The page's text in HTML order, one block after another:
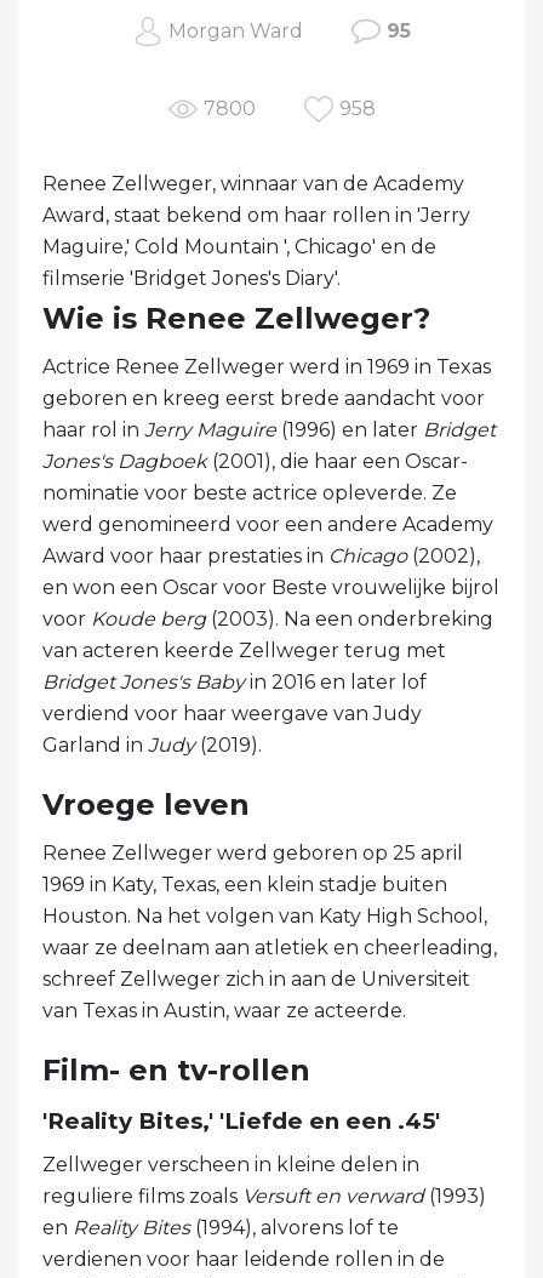
Morgan Ward 95
7800 958
Renee Zellweger, winnaar van de Academy
Award, staat bekend om haar rollen in 'Jerry
Maguire,' Cold Mountain ', Chicago' en de
filmserie 'Bridget Jones's Diary'.
Wie is Renee Zellweger?
Actrice Renee Zellweger werd in 1969 in Texas
geboren en kreeg eerst brede aandacht voor
haar rol in Jerry Maguire(1996) en later Bridget
Jones's Dagboek (2001), die haar een Oscar-
nominatie voor beste actrice opleverde. Ze
werd genomineerd voor een andere Academy
Award voor haar prestaties in Chicago (2002),
en won een Oscar voor Beste vrouwelijke bijrol
voor Koude berg(2003). Na een onderbreking
van acteren keerde Zellweger terug met
Bridget Jones's Babyin 2016 en later lof
verdiend voor haar weergave van Judy
Garland in Judy(2019).
Vroege leven
Renee Zellweger werd geboren op 25 april
1969 in Katy, Texas, een klein stadje buiten
Houston. Na het volgen van Katy High School,
waar ze deelnam aan atletiek en cheerleading,
schreef Zellweger zich in aan de Universiteit
van Texas in Austin, waar ze acteerde.
Film- en tv-rollen
'Reality Bites,' 'Liefde en een .45'
Zellweger verscheen in kleine delen in
reguliere films zoals Versuft en verward(1993)
en Reality Bites(1994), alvorens lof te
verdienen voor haar leidende rollen in de